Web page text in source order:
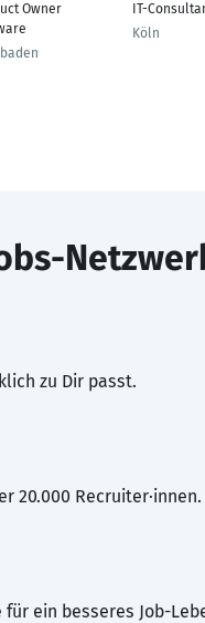
Owner
IT-
Köln
zu Dir passt.
20.000 Recruiter·innen.
ein besseres Job-